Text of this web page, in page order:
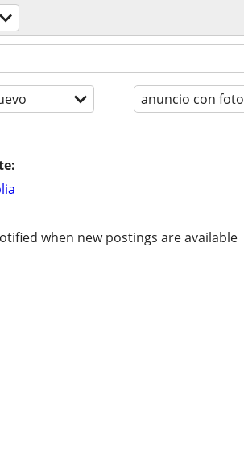
anuncio con foto
when new postings are available